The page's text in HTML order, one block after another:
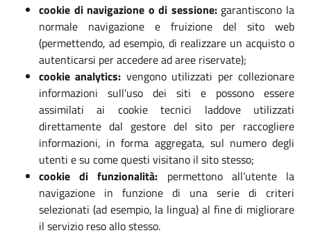
cookie di navigazione o di sessione:garantiscono la
normale navigazione e fruizione del sito web
(permettendo, ad esempio, di realizzare un acquisto o
autenticarsi per accedere ad aree riservate);
cookie analytics: vengono utilizzati per collezionare
informazioni sull’uso dei siti e possono essere
assimilati ai cookie tecnici laddove utilizzati
direttamente dal gestore del sito per raccogliere
informazioni, in forma aggregata, sul numero degli
utenti e su come questi visitano il sito stesso;
cookie di funzionalità: permettono all’utente la
navigazione in funzione di una serie di criteri
selezionati (ad esempio, la lingua) al fine di migliorare
il servizio reso allo stesso.